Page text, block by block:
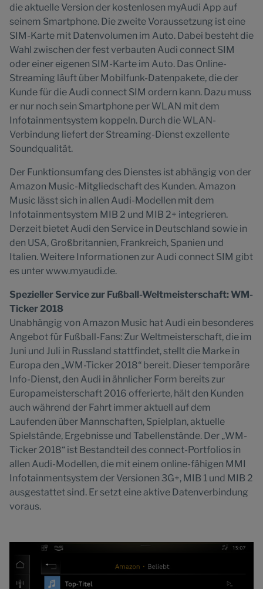
die aktuelle Version der kostenlosen myAudi App auf
seinem Smartphone. Die zweite Voraussetzung ist eine
SIM-Karte mit Datenvolumen im Auto. Dabei besteht die
Wahl zwischen der fest verbauten Audi connect SIM
oder einer eigenen SIM-Karte im Auto. Das Online-
Streaming läuft über Mobilfunk-Datenpakete, die der
Kunde für die Audi connect SIM ordern kann. Dazu muss
er nur noch sein Smartphone per WLAN mit dem
Infotainmentsystem koppeln. Durch die WLAN-
Verbindung liefert der Streaming-Dienst exzellente
Soundqualität.
Der Funktionsumfang des Dienstes ist abhängig von der
Amazon Music-Mitgliedschaft des Kunden. Amazon
Music lässt sich in allen Audi-Modellen mit dem
Infotainmentsystem MIB 2 und MIB 2+ integrieren.
Derzeit bietet Audi den Service in Deutschland sowie in
den USA, Großbritannien, Frankreich, Spanien und
Italien. Weitere Informationen zur Audi connect SIM gibt
es unter www.myaudi.de.
Spezieller Service zur Fußball-Weltmeisterschaft: WM-
Ticker 2018
Unabhängig von Amazon Music hat Audi ein besonderes
Angebot für Fußball-Fans: Zur Weltmeisterschaft, die im
Juni und Juli in Russland stattfindet, stellt die Marke in
Europa den „WM-Ticker 2018“ bereit. Dieser temporäre
Info-Dienst, den Audi in ähnlicher Form bereits zur
Europameisterschaft 2016 offerierte, hält den Kunden
auch während der Fahrt immer aktuell auf dem
Laufenden über Mannschaften, Spielplan, aktuelle
Spielstände, Ergebnisse und Tabellenstände. Der „WM-
Ticker 2018“ ist Bestandteil des connect-Portfolios in
allen Audi-Modellen, die mit einem online-fähigen MMI
Infotainmentsystem der Versionen 3G+, MIB 1 und MIB 2
ausgestattet sind. Er setzt eine aktive Datenverbindung
voraus.